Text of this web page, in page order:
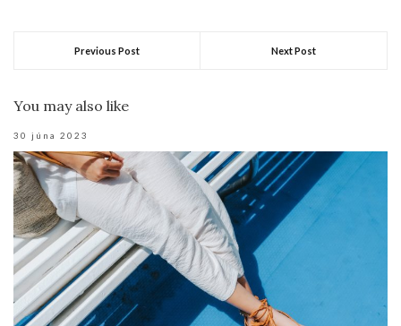
Previous Post Next Post
You may also like
30 júna 2023